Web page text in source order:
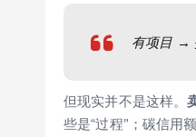
有项目 →
但现实并不是这样。
些是“过程”；碳信用